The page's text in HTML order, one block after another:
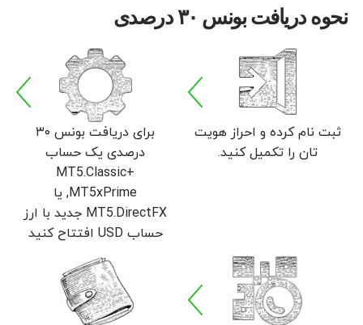
نحوه دریافت بونس ۳۰ درصدی
ثبت نام کرده و احراز هویت
تان را تکمیل کنید.
برای دریافت بونس ۳۰
درصدی یک حساب
MT5.Classic+
,MT5xPrime یا
MT5.DirectFX جدید با ارز
حساب USD افتتاح کنید